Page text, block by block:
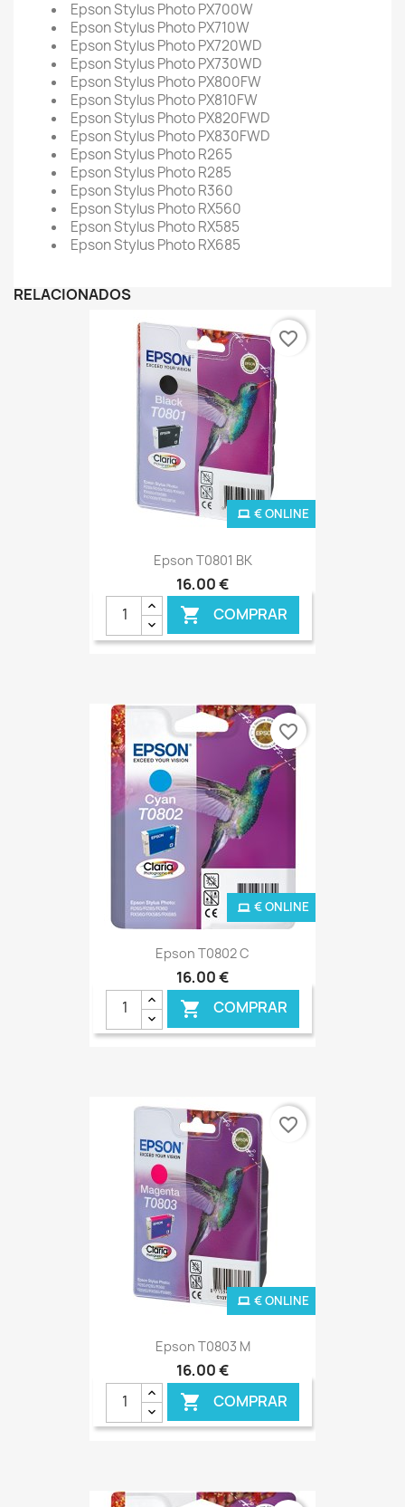
Epson Stylus Photo PX700W
Epson Stylus Photo PX710W
Epson Stylus Photo PX720WD
Epson Stylus Photo PX730WD
Epson Stylus Photo PX800FW
Epson Stylus Photo PX810FW
Epson Stylus Photo PX820FWD
Epson Stylus Photo PX830FWD
Epson Stylus Photo R265
Epson Stylus Photo R285
Epson Stylus Photo R360
Epson Stylus Photo RX560
Epson Stylus Photo RX585
Epson Stylus Photo RX685
RELACIONADOS
Epson T0801 BK
16,00 €
 COMPRAR
€ ONLINE
favorite_border
Epson T0802 C
16,00 €
 COMPRAR
€ ONLINE
favorite_border
Epson T0803 M
16,00 €
 COMPRAR
€ ONLINE
favorite_border